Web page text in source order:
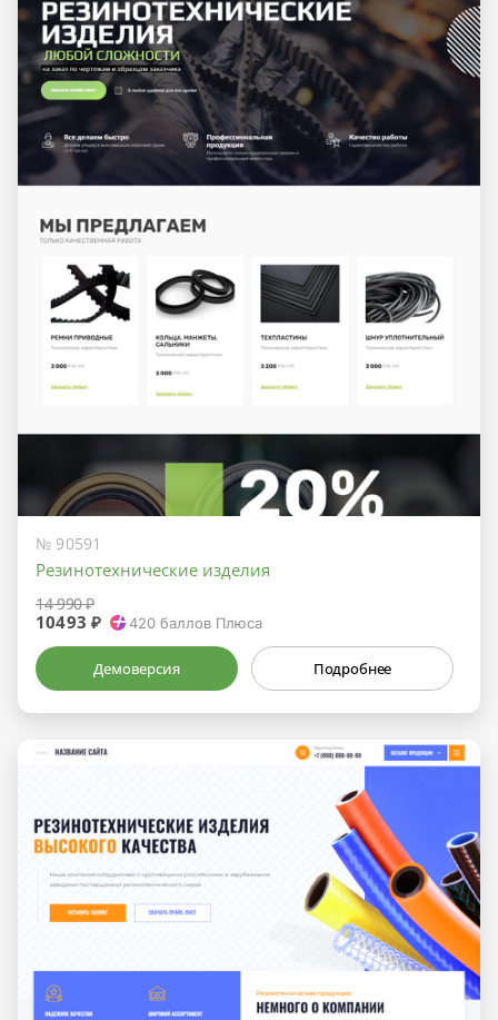
№ 90591
Резинотехнические изделия
14 990 ₽
10493 ₽ 420 баллов Плюса
Демоверсия Подробнее